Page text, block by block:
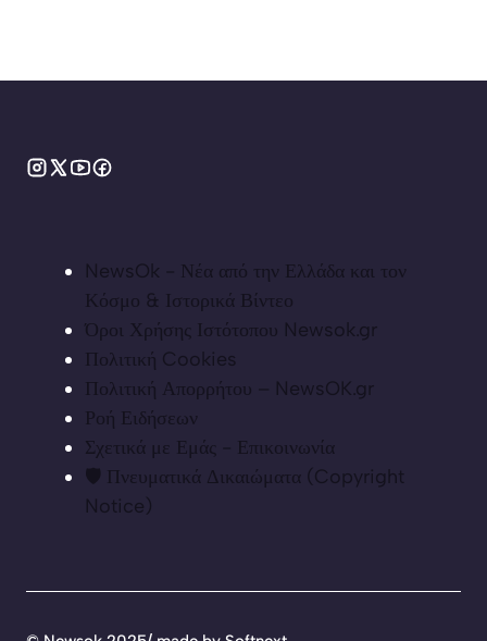
NewsOk - Νέα από την Ελλάδα και τον
Κόσμο & Ιστορικά Βίντεο
Όροι Χρήσης Ιστότοπου Newsok.gr
Πολιτική Cookies
Πολιτική Απορρήτου – NewsOK.gr
Ροή Ειδήσεων
Σχετικά με Εμάς - Επικοινωνία
🛡️ Πνευματικά Δικαιώματα (Copyright
Notice)